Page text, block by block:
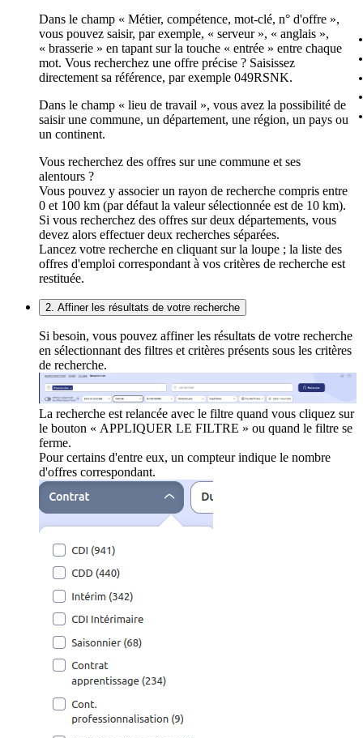
Dans le champ « Métier, compétence, mot-clé, n° d'offre »,
vous pouvez saisir, par exemple, « serveur », « anglais »,
« brasserie » en tapant sur la touche « entrée » entre chaque
mot. Vous recherchez une offre précise ? Saisissez
directement sa référence, par exemple 049RSNK.
Dans le champ « lieu de travail », vous avez la possibilité de
saisir une commune, un département, une région, un pays ou
un continent.
Vous recherchez des offres sur une commune et ses
alentours ?
Vous pouvez y associer un rayon de recherche compris entre
0 et 100 km (par défaut la valeur sélectionnée est de 10 km).
Si vous recherchez des offres sur deux départements, vous
devez alors effectuer deux recherches séparées.
Lancez votre recherche en cliquant sur la loupe ; la liste des
offres d'emploi correspondant à vos critères de recherche est
restituée.
2. Affiner les résultats de votre recherche
Si besoin, vous pouvez affiner les résultats de votre recherche
en sélectionnant des filtres et critères présents sous les critères
de recherche.
La recherche est relancée avec le filtre quand vous cliquez sur
le bouton « APPLIQUER LE FILTRE » ou quand le filtre se
ferme.
Pour certains d'entre eux, un compteur indique le nombre
d'offres correspondant.